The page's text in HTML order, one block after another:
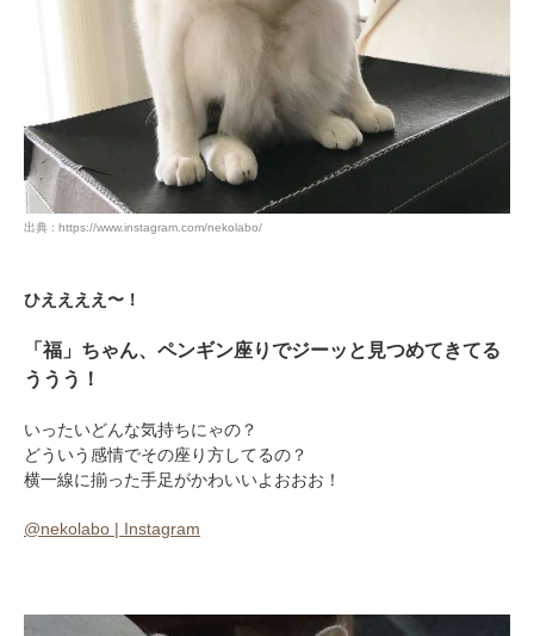
出典 : https://www.instagram.com/nekolabo/
ひええええ〜！
「福」ちゃん、ペンギン座りでジーッと見つめてきてる
ううう！
いったいどんな気持ちにゃの？
どういう感情でその座り方してるの？
横一線に揃った手足がかわいいよおおお！
@nekolabo | Instagram